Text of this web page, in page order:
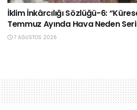
İklim İnkârcılığı Sözlüğü-6:
Temmuz Ayında Hava Neden
7 AĞUSTOS 2026